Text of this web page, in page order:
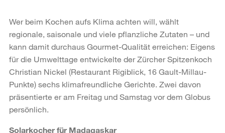
Wer beim Kochen aufs Klima achten will, wählt
regionale, saisonale und viele pflanzliche Zutaten – und
kann damit durchaus Gourmet-Qualität erreichen: Eigens
für die Umwelttage entwickelte der Zürcher Spitzenkoch
Christian Nickel (Restaurant Rigiblick, 16 Gault-Millau-
Punkte) sechs klimafreundliche Gerichte. Zwei davon
präsentierte er am Freitag und Samstag vor dem Globus
persönlich.
Solarkocher für Madagaskar